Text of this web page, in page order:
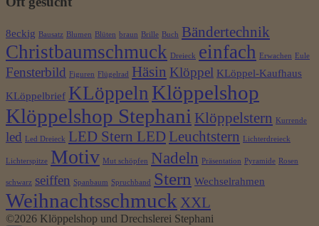
8eckig Bausatz Blumen Blüten braun Brille Buch Bändertechnik
Christbaumschmuck Dreieck einfach Erwachen Eule
Fensterbild Figuren Flügelrad Häsin Klöppel KLöppel-Kaufhaus
KLöppelbrief KLöppeln Klöppelshop
Klöppelshop Stephani Klöppelstern Kurrende
led Led Dreieck LED Stern LED Leuchtstern Lichterdreieck
Lichterspitze Motiv Mut schöpfen Nadeln Präsentation Pyramide Rosen
schwarz seiffen Spanbaum Spruchband Stern Wechselrahmen
Weihnachtsschmuck XXL
©2026 Klöppelshop und Drechslerei Stephani